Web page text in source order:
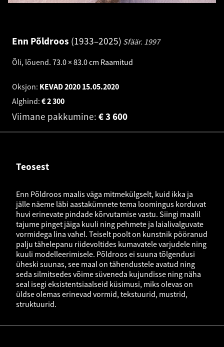
Enn Põldroos 1933–2025 Sfäär. 1997
Õli, lõuend. 73.0 × 83.0 cm Raamitud
Oksjon: KEVAD 2020 15.05.2020
Alghind:
2 300
€
Viimane pakkumine: 3 600
€
Teosest
Enn Põldroos maalis väga mitmekülgselt, kuid ikka ja
jälle näeme läbi aastakümnete tema loomingus korduvat
huvi erinevate pindade kõrvutamise vastu. Siingi maalil
tajume pinget jäiga kuuli ning pehmete ja laialivalguvate
vormidega lina vahel. Teiselt poolt on kunstnik pööranud
palju tähelepanu riidevoltides kumavatele varjudele ning
kuuli modelleerimisele. Põldroos ei suuna tõlgendusi
üheski suunas, see maal on tähendustele avatud ning
seda silmitsedes võime süveneda kujundisse ning näha
seal isegi eksistentsiaalseid küsimusi, miks olevas on
üldse olemas erinevad vormid, tekstuurid, mustrid,
struktuurid.